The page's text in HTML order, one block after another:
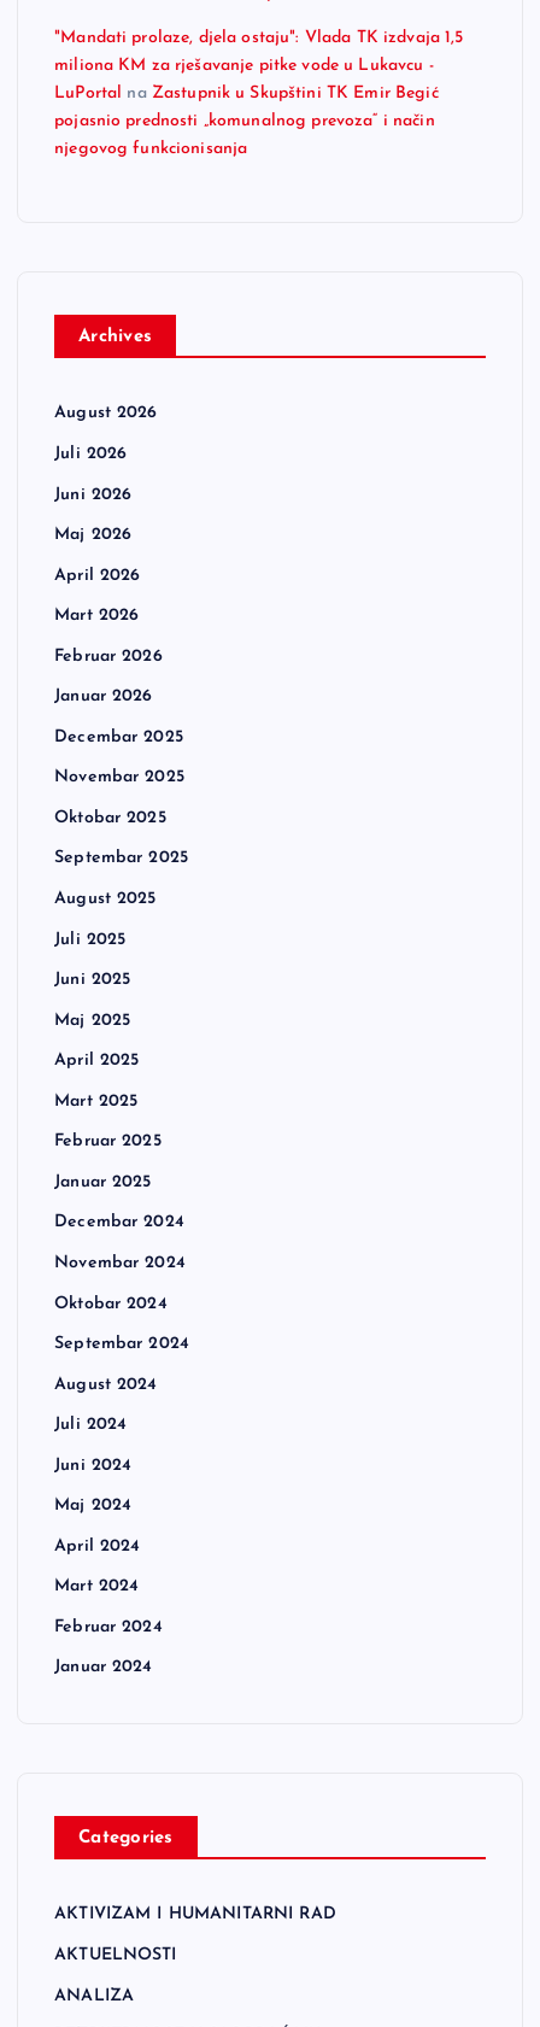
"Mandati prolaze, djela ostaju": Vlada TK izdvaja 1,5
miliona KM za rješavanje pitke vode u Lukavcu -
LuPortal na Zastupnik u Skupštini TK Emir Begić
pojasnio prednosti „komunalnog prevoza“ i način
njegovog funkcionisanja
Archives
August 2026
Juli 2026
Juni 2026
Maj 2026
April 2026
Mart 2026
Februar 2026
Januar 2026
Decembar 2025
Novembar 2025
Oktobar 2025
Septembar 2025
August 2025
Juli 2025
Juni 2025
Maj 2025
April 2025
Mart 2025
Februar 2025
Januar 2025
Decembar 2024
Novembar 2024
Oktobar 2024
Septembar 2024
August 2024
Juli 2024
Juni 2024
Maj 2024
April 2024
Mart 2024
Februar 2024
Januar 2024
Categories
AKTIVIZAM I HUMANITARNI RAD
AKTUELNOSTI
ANALIZA